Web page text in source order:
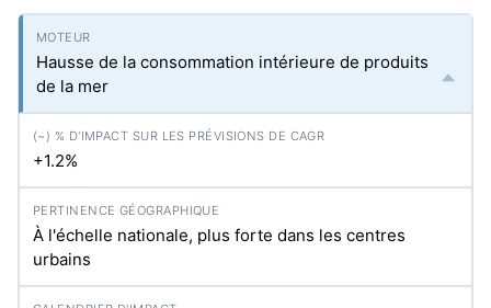
Hausse de la consommation intérieure de produits
de la mer
+1.2%
À l'échelle nationale, plus forte dans les centres
urbains